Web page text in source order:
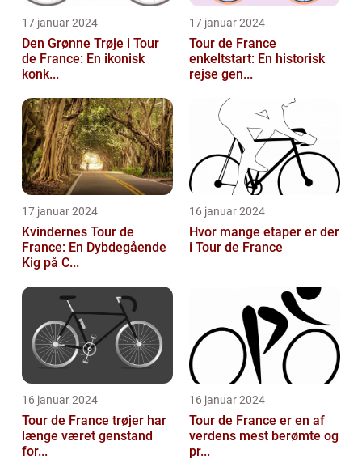
17 januar 2024
Den Grønne Trøje i Tour
de France: En ikonisk
konk...
17 januar 2024
Tour de France
enkeltstart: En historisk
rejse gen...
17 januar 2024
Kvindernes Tour de
France: En Dybdegående
Kig på C...
16 januar 2024
Hvor mange etaper er der
i Tour de France
16 januar 2024
Tour de France trøjer har
længe været genstand
for...
16 januar 2024
Tour de France er en af
verdens mest berømte og
pr...